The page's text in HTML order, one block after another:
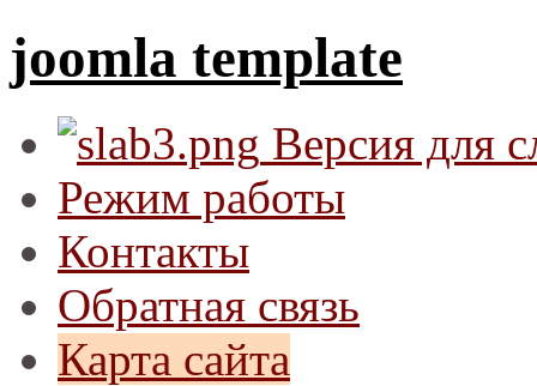
joomla template
Версия для
Режим работы
Контакты
Обратная связь
Карта сайта